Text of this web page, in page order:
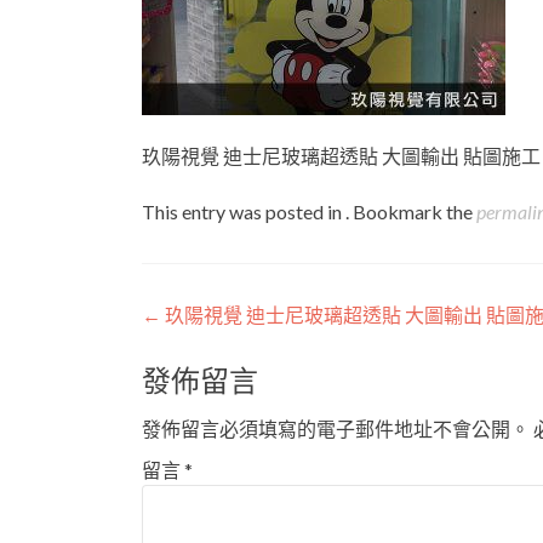
玖陽視覺 迪士尼玻璃超透貼 大圖輸出 貼圖施工
This entry was posted in . Bookmark the
Post
navigation
← 玖陽視覺 迪士尼玻璃超透貼 大圖輸出 貼圖
發佈留言
發佈留言必須填寫的電子郵件地址不會公開。
留言*